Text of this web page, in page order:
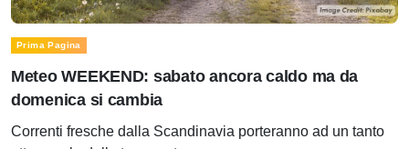
Prima Pagina
Meteo WEEKEND: sabato ancora caldo ma da
domenica si cambia
Correnti fresche dalla Scandinavia porteranno ad un tanto